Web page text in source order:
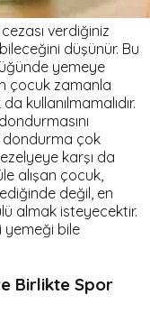
verdiğiniz
düşünür. Bu
yemeye
çocuk zamanla
kullanılmamalıdır.
dondurma çok
karşı da
alışan çocuk,
değil, en
almak isteyecektir.
yemeği bile
Birlikte Spor